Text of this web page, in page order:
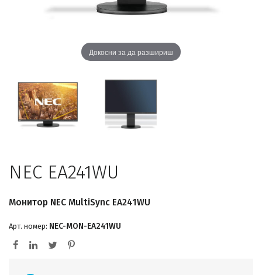
Докосни за да разшириш
NEC EA241WU
Монитор NEC MultiSync EA241WU
Арт. номер: NEC-MON-EA241WU